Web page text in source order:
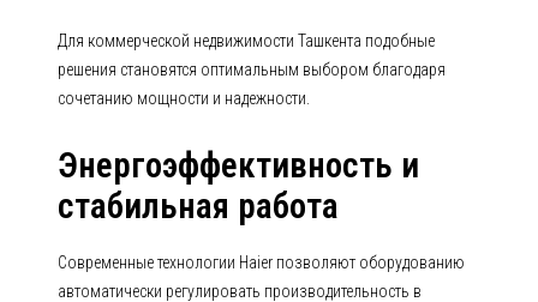
Для коммерческой недвижимости Ташкента подобные
решения становятся оптимальным выбором благодаря
сочетанию мощности и надежности.
Энергоэффективность и
стабильная работа
Современные технологии Haier позволяют оборудованию
автоматически регулировать производительность в